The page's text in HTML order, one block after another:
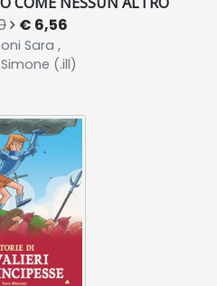
€ 6,56
Sara ,
(.ill)